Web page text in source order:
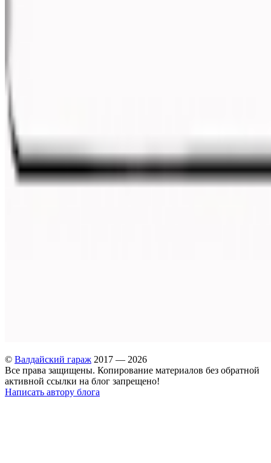
© Валдайский гараж 2017 — 2026
Все права защищены. Копирование материалов без обратной
активной ссылки на блог запрещено!
Написать автору блога